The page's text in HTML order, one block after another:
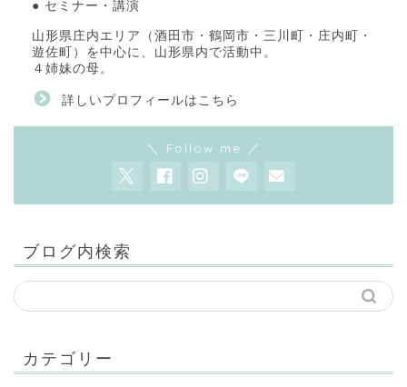
● セミナー・講演
山形県庄内エリア（酒田市・鶴岡市・三川町・庄内町・
遊佐町）を中心に、山形県内で活動中。
４姉妹の母。
詳しいプロフィールはこちら
＼ Follow me ／
ブログ内検索
カテゴリー